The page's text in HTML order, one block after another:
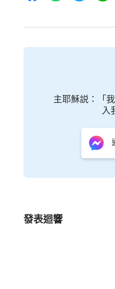
他的人徹底作成，歸
更得有安慰之語，有
動人，讓人的心都給
作工作一點不假就是
憐憫慈愛，以至于將
其類的時候，拯救你
的盡是刑罰、審判與
嚴厲，臨到你們的只
是教訓之語，并無一
為了潔净人，嚴厲之
主耶穌説：「
入
發表迴響